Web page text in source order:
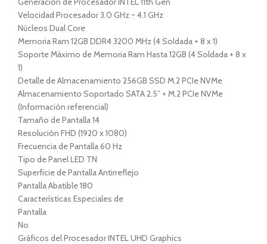
Velocidad Procesador 3.0 GHz ~ 4.1 GHz
Núcleos Dual Core
Memoria Ram 12GB DDR4 3200 MHz (4 Soldada + 8 x 1)
Soporte Máximo de Memoria Ram Hasta 12GB (4 Soldada + 8 x
1)
Detalle de Almacenamiento 256GB SSD M.2 PCIe NVMe
Almacenamiento Soportado SATA 2.5” + M.2 PCIe NVMe
(Información referencial)
Tamaño de Pantalla 14
Resolución FHD (1920 x 1080)
Frecuencia de Pantalla 60 Hz
Tipo de Panel LED TN
Superficie de Pantalla Antirreflejo
Pantalla Abatible 180
Características Especiales de
Pantalla
No
Gráficos del Procesador INTEL UHD Graphics